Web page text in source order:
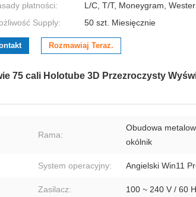
płatności:
L/C, T/T, Moneygram,
Supply:
50 szt. Miesięcznie
Rozmawiaj Teraz.
75 cali Holotube 3D Przezroczysty
Rama:
Obudowa
okólnik
System operacyjny: Angielski Win11
Zasilacz: 100 ~ 240 V / 60